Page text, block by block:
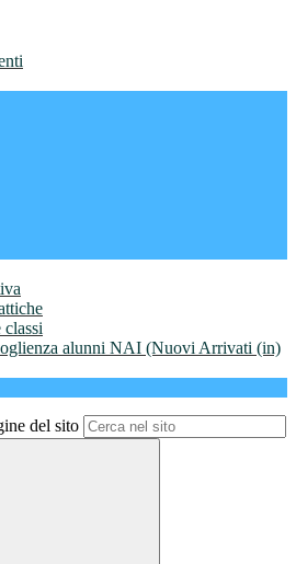
alunni NAI (Nuovi Arrivati (in)
del sito